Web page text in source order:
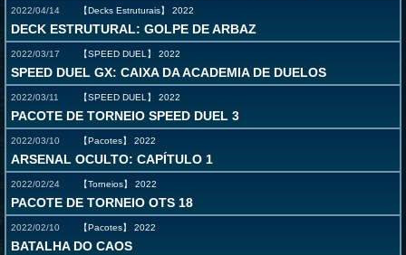
2022/04/14 【Decks Estruturais】 2022
DECK ESTRUTURAL: GOLPE DE ARBAZ
2022/03/17 【SPEED DUEL】 2022
SPEED DUEL GX: CAIXA DA ACADEMIA DE DUELOS
2022/03/11 【SPEED DUEL】 2022
PACOTE DE TORNEIO SPEED DUEL 3
2022/03/10 【Pacotes】 2022
ARSENAL OCULTO: CAPÍTULO 1
2022/02/24 【Torneios】 2022
PACOTE DE TORNEIO OTS 18
2022/02/10 【Pacotes】 2022
BATALHA DO CAOS